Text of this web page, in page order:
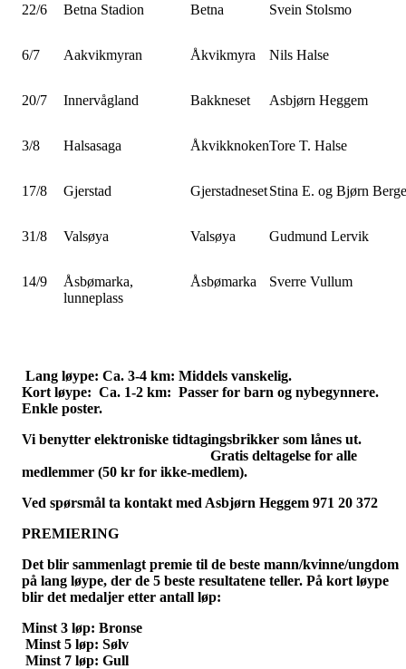
22/6 Betna Stadion Betna Svein Stolsmo
6/7 Aakvikmyran Åkvikmyra Nils Halse
20/7 Innervågland Bakkneset Asbjørn Heggem
3/8 Halsasaga ÅkvikknokenTore T. Halse
17/8 Gjerstad GjerstadnesetStina E. og Bjørn
31/8 Valsøya Valsøya Gudmund Lervik
14/9
Åsbømarka,
lunneplass
Åsbømarka Sverre Vullum
Lang løype: Ca. 3-4 km: Middels vanskelig.
Kort løype: Ca. 1-2 km: Passer for barn og nybegynnere.
Enkle poster.
Vi benytter elektroniske tidtagingsbrikker som lånes
Gratis deltagelse for alle
medlemmer (50 kr for ikke-medlem).
Ved spørsmål ta kontakt med Asbjørn Heggem 971 20 372
PREMIERING
Det blir sammenlagt premie til de beste mann/kvinne/ungdom
på lang løype, der de 5 beste resultatene teller. På kort løype
blir det medaljer etter antall løp:
Minst 3 løp: Bronse
Minst 5 løp: Sølv
Minst 7 løp: Gull